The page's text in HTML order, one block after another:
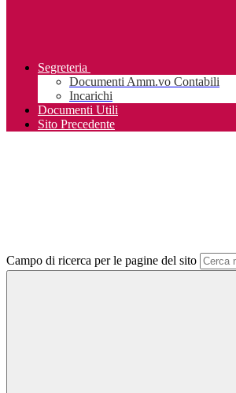
Segreteria
Documenti Amm.vo Contabili
Incarichi
Documenti Utili
Sito Precedente
Campo di ricerca per le pagine del sito